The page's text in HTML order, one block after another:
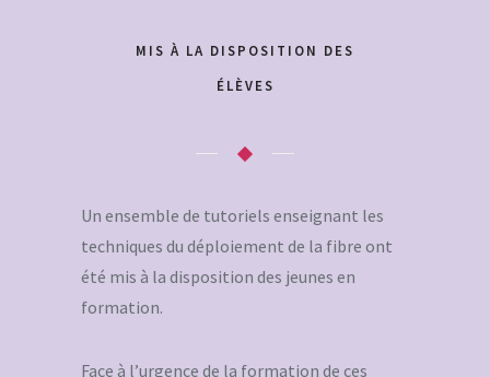
MIS À LA DISPOSITION DES
ÉLÈVES
Un ensemble de tutoriels enseignant les
techniques du déploiement de la fibre ont
été mis à la disposition des jeunes en
formation.
Face à l’urgence de la formation de ces